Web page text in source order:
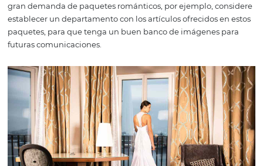
¿Qué le parece humanizar las imágenes de su hotel? El
personas en sus fotografías ayuda a crear identificación
disfrutando de su estadía en su hotel. Además, las
personas en la recepción ayudan a transmitir la noción
receptividad y asistencia en su propiedad. Puede
modelos fotográficos, que deben representar a su
objetivo. Si su hotel es un hotel corporativo, fotos de una
en ropa social que seregistra ; o si recibe muchas
tiempo libre; niños jugando en la piscina, por ejemplo.